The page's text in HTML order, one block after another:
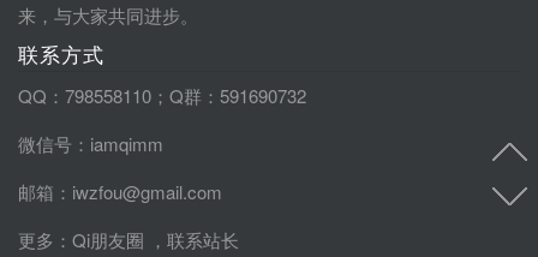
来，与大家共同进步。
联系方式
QQ：798558110；Q群：591690732
微信号：iamqimm
邮箱：iwzfou@gmail.com
更多： Qi朋友圈 ， 联系站长